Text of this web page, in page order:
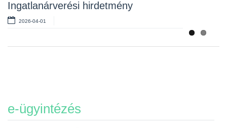
Ingatlanárverési hirdetmény
2026-04-01
2026-02-23
e-ügyintézés